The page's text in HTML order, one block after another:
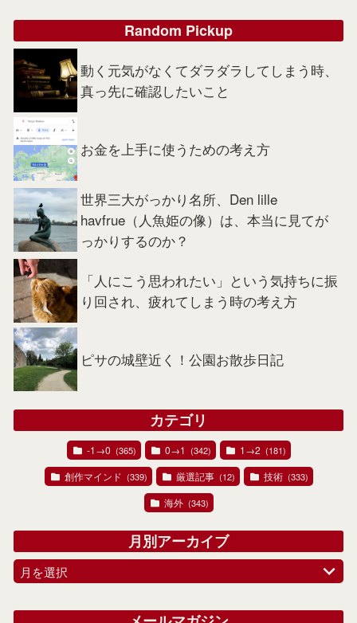
Random Pickup
動く元気がなくてダラダラしてしまう時、
真っ先に確認したいこと
お金を上手に使うための考え方
世界三大がっかり名所、Den lille
havfrue（人魚姫の像）は、本当に見てが
っかりするのか？
「人にこう思われたい」という気持ちに振
り回され、疲れてしまう時の考え方
ピサの城壁近く！公園お散歩日記
カテゴリ
-1→0 (365) 0→1 (342) 1→2 (181)
創作マインド (339) 厳選記事 (12) 技術 (333)
海外 (343)
月別アーカイブ
月を選択